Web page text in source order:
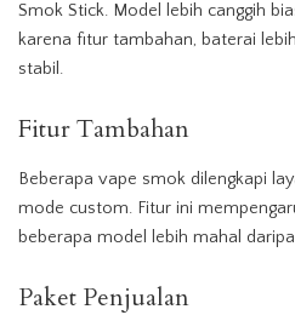
Smok Stick. Model lebih canggih
karena fitur tambahan, baterai
stabil.
Fitur Tambahan
Beberapa vape smok dilengkapi
mode custom. Fitur ini
beberapa model lebih mahal
Paket Penjualan